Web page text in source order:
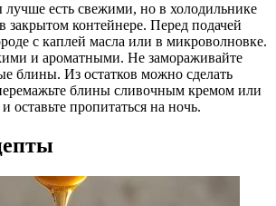
есть свежими, но в холодильнике
закрытом контейнере. Перед подачей
с каплей масла или в микроволновке.
и ароматными. Не замораживайте
блины. Из остатков можно сделать
блины сливочным кремом или
оставьте пропитаться на ночь.